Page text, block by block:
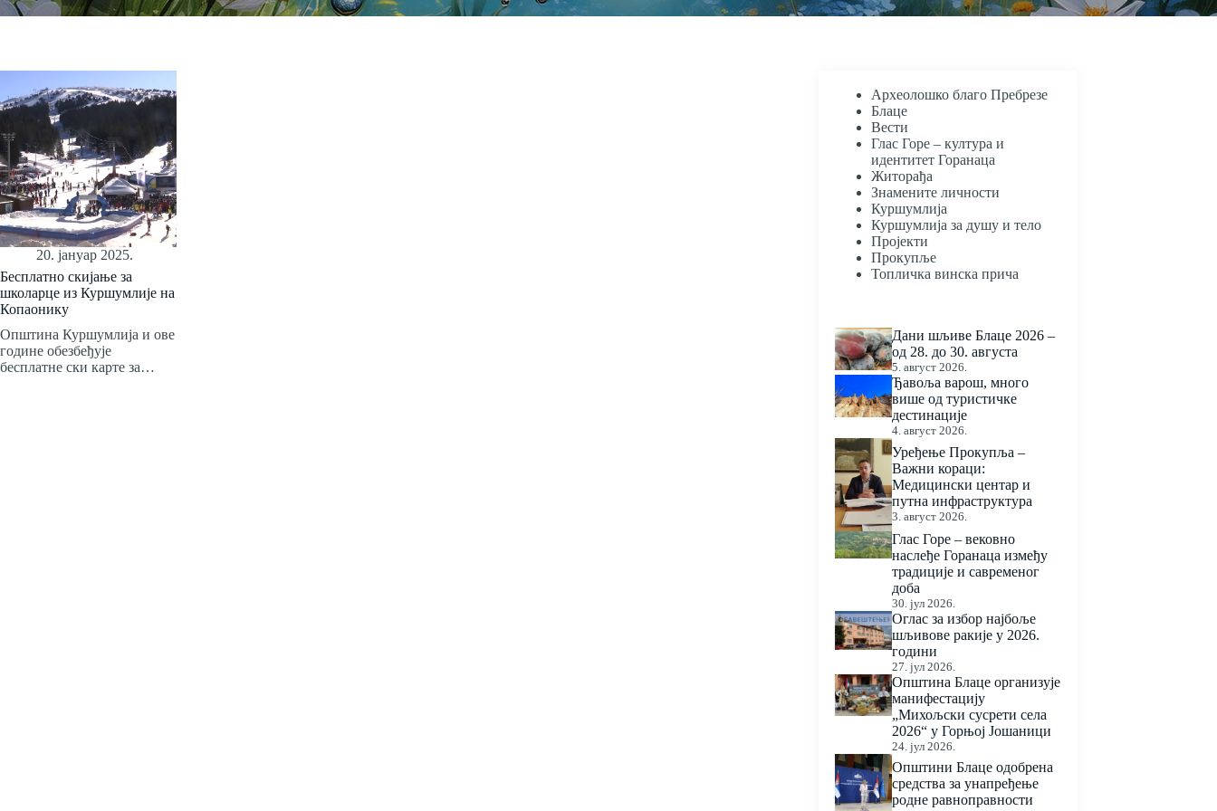
20. јануар 2025.
Бесплатно скијање за
школарце из Куршумлије на
Копаонику
Општина Куршумлија и ове
године обезбеђује
бесплатне ски карте за…
Археолошко благо Пребрезе
Блаце
Вести
Глас Горе – култура и
идентитет Горанаца
Житорађа
Знамените личности
Куршумлија
Куршумлија за душу и тело
Пројекти
Прокупље
Топличка винска прича
Дани шљиве Блаце 2026 –
од 28. до 30. августа
5. август 2026.
Ђавоља варош, много
више од туристичке
дестинације
4. август 2026.
Уређење Прокупља –
Важни кораци:
Медицински центар и
путна инфраструктура
3. август 2026.
Глас Горе – вековно
наслеђе Горанаца између
традиције и савременог
доба
30. јул 2026.
Оглас за избор најбоље
шљивове ракије у 2026.
години
27. јул 2026.
Општина Блаце организује
манифестацију
„Михољски сусрети села
2026“ у Горњој Јошаници
24. јул 2026.
Општини Блаце одобрена
средства за унапређење
родне равноправности